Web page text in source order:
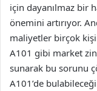
için dayanılmaz bir
önemini artırıyor.
maliyetler birçok
A101 gibi market
sunarak bu sorunu
A101’de